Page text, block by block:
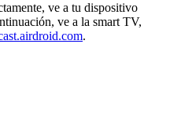
ve a tu dispositivo
ve a la smart TV,
.